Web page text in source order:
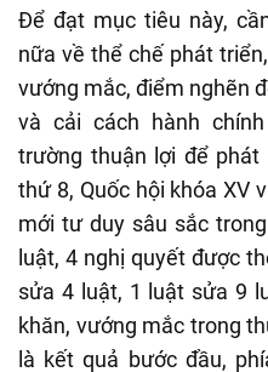
Để đạt mục tiêu này,
nữa về thể chế phát
vướng mắc, điểm nghẽn
và cải cách hành
trường thuận lợi để
thứ 8, Quốc hội khóa XV
mới tư duy sâu sắc
luật, 4 nghị quyết được
sửa 4 luật, 1 luật sửa 9
khăn, vướng mắc trong
là kết quả bước đầu,